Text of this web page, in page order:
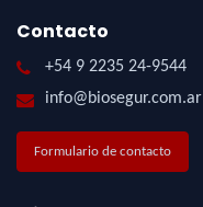
Contacto
+54 9 2235 24-9544
info@biosegur.com.ar
Formulario de contacto